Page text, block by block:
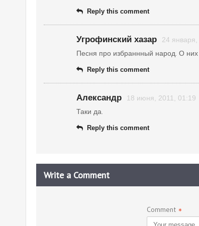
Reply this comment
Угрофинский хазар 24
Песня про избраннный народ. О них
Reply this comment
Александр 18 июня, 2011, 01:19
Таки да.
Reply this comment
Write a Comment
Comment *